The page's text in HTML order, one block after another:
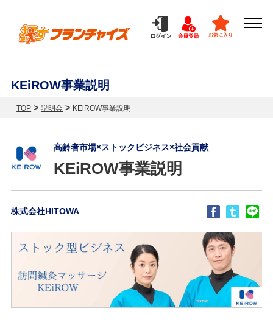
お気に入り
KEiROW事業説明
TOP >説明会 > KEiROW事業説明
高齢者市場×ストックビジネス×社会貢献
KEiROW事業説明
株式会社HITOWA